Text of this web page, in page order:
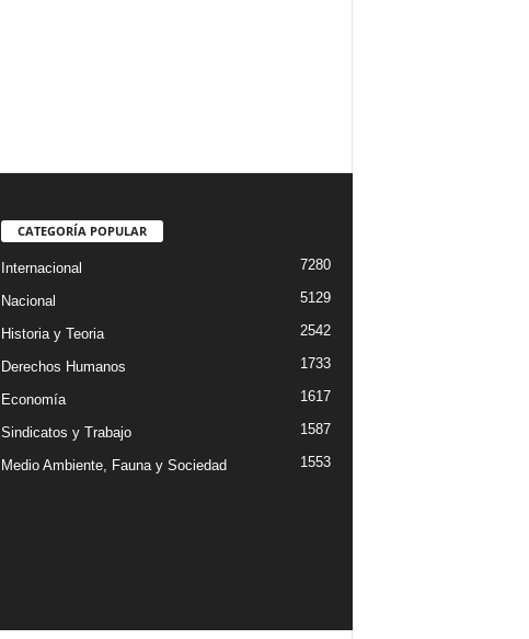
CATEGORÍA POPULAR
Internacional 7280
Nacional 5129
Historia y Teoria 2542
Derechos Humanos 1733
Economía 1617
Sindicatos y Trabajo 1587
Medio Ambiente, Fauna y Sociedad 1553